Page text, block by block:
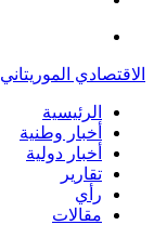
الاقتصادي الموريتاني
الرئيسية
أخبار وطنية
أخبار دولية
تقارير
رأي
مقالات